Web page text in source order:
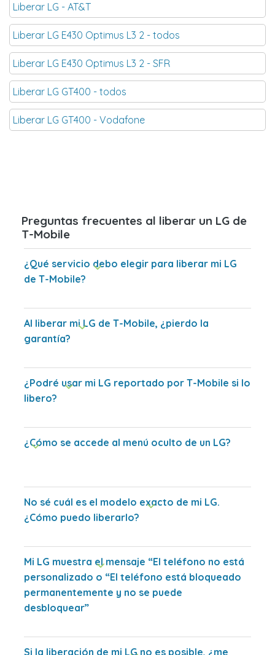
Liberar LG - AT&T
Liberar LG E430 Optimus L3 2 - todos
Liberar LG E430 Optimus L3 2 - SFR
Liberar LG GT400 - todos
Liberar LG GT400 - Vodafone
Preguntas frecuentes al liberar un LG de
T-Mobile
¿Qué servicio debo elegir para liberar mi LG
de T-Mobile?
Al liberar mi LG de T-Mobile, ¿pierdo la
garantía?
¿Podré usar mi LG reportado por T-Mobile si lo
libero?
¿Cómo se accede al menú oculto de un LG?
No sé cuál es el modelo exacto de mi LG.
¿Cómo puedo liberarlo?
Mi LG muestra el mensaje “El teléfono no está
personalizado o “El teléfono está bloqueado
permanentemente y no se puede
desbloquear”
Si la liberación de mi LG no es posible, ¿me